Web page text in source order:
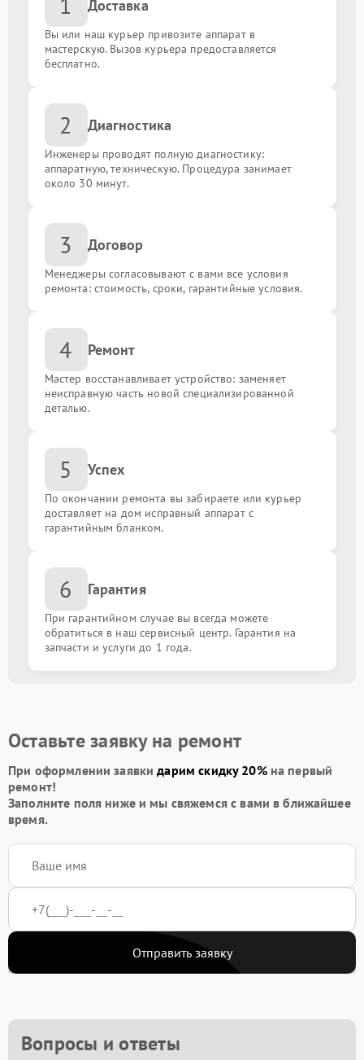
Доставка
Вы или наш курьер привозите аппарат в
мастерскую. Вызов курьера предоставляется
бесплатно.
2 Диагностика
Инженеры проводят полную диагностику:
аппаратную, техническую. Процедура занимает
около 30 минут.
3 Договор
Менеджеры согласовывают с вами все условия
ремонта: стоимость, сроки, гарантийные условия.
4 Ремонт
Мастер восстанавливает устройство: заменяет
неисправную часть новой специализированной
деталью.
5 Успех
По окончании ремонта вы забираете или курьер
доставляет на дом исправный аппарат с
гарантийным бланком.
6 Гарантия
При гарантийном случае вы всегда можете
обратиться в наш сервисный центр. Гарантия на
запчасти и услуги до 1 года.
Оставьте заявку на ремонт
При оформлении заявкидарим скидку 20%на первый
ремонт!
Заполните поля ниже и мы свяжемся с вами в ближайшее
время.
Отправить заявку
Вопросы и ответы